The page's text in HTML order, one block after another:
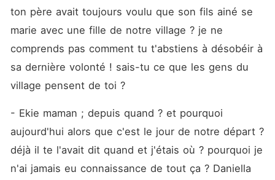
ton père avait toujours voulu que son fils ainé se
marie avec une fille de notre village ? je ne
comprends pas comment tu t'abstiens à désobéir à
sa dernière volonté ! sais-tu ce que les gens du
village pensent de toi ?
- Ekie maman ; depuis quand ? et pourquoi
aujourd'hui alors que c'est le jour de notre départ ?
déjà il te l'avait dit quand et j'étais où ? pourquoi je
n'ai jamais eu connaissance de tout ça ? Daniella